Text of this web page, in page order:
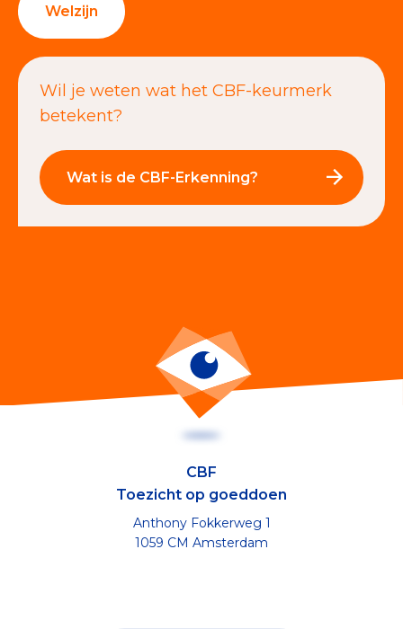
Welzijn
Wil je weten wat het CBF-keurmerk
betekent?
Wat is de CBF-Erkenning?
CBF
Toezicht op goeddoen
Anthony Fokkerweg 1
1059 CM Amsterdam